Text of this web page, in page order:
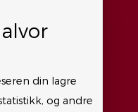
din lagre
og andre